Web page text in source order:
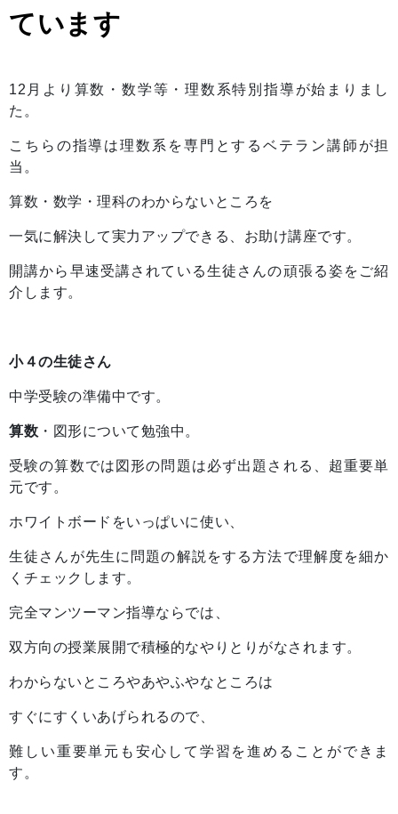
ています
12月より算数・数学等・理数系特別指導が始まりまし
た。
こちらの指導は理数系を専門とするベテラン講師が担
当。
算数・数学・理科のわからないところを
一気に解決して実力アップできる、お助け講座です。
開講から早速受講されている生徒さんの頑張る姿をご紹
介します。
小４の生徒さん
中学受験の準備中です。
算数 ・図形について勉強中。
受験の算数では図形の問題は必ず出題される、超重要単
元です。
ホワイトボードをいっぱいに使い、
生徒さんが先生に問題の解説をする方法で理解度を細か
くチェックします。
完全マンツーマン指導ならでは、
双方向の授業展開で積極的なやりとりがなされます。
わからないところやあやふやなところは
すぐにすくいあげられるので、
難しい重要単元も安心して学習を進めることができま
す。